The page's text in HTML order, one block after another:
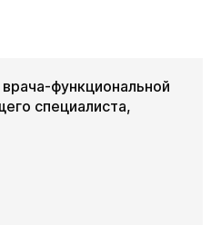
функциональной
специалиста,